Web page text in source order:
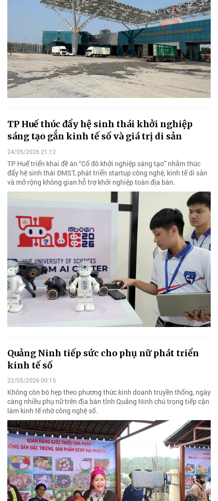
TP Huế thúc đẩy hệ sinh thái khởi nghiệp
sáng tạo gắn kinh tế số và giá trị di sản
24/05/2026 21:12
TP Huế triển khai đề án “Cố đô khởi nghiệp sáng tạo” nhằm thúc
đẩy hệ sinh thái ĐMST, phát triển startup công nghệ, kinh tế di sản
và mở rộng không gian hỗ trợ khởi nghiệp toàn địa bàn.
Quảng Ninh tiếp sức cho phụ nữ phát triển
kinh tế số
22/05/2026 00:15
Không còn bó hẹp theo phương thức kinh doanh truyền thống, ngày
càng nhiều phụ nữ trên địa bàn tỉnh Quảng Ninh chú trọng tiếp cận
làm kinh tế nhờ công nghệ số.